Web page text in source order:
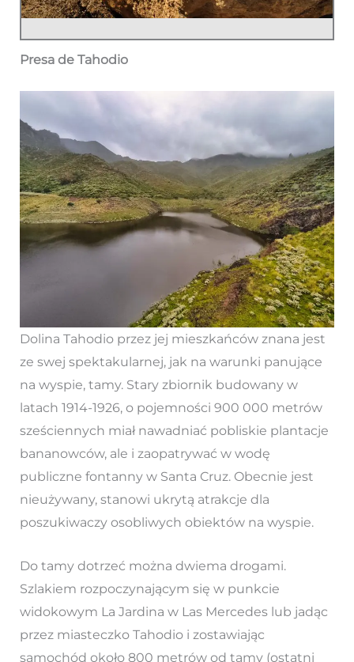
Presa de Tahodio
Dolina Tahodio przez jej mieszkańców znana jest
ze swej spektakularnej, jak na warunki panujące
na wyspie, tamy. Stary zbiornik budowany w
latach 1914-1926, o pojemności 900 000 metrów
sześciennych miał nawadniać pobliskie plantacje
bananowców, ale i zaopatrywać w wodę
publiczne fontanny w Santa Cruz. Obecnie jest
nieużywany, stanowi ukrytą atrakcje dla
poszukiwaczy osobliwych obiektów na wyspie.
Do tamy dotrzeć można dwiema drogami.
Szlakiem rozpoczynającym się w punkcie
widokowym La Jardina w Las Mercedes lub jadąc
przez miasteczko Tahodio i zostawiając
samochód około 800 metrów od tamy (ostatni